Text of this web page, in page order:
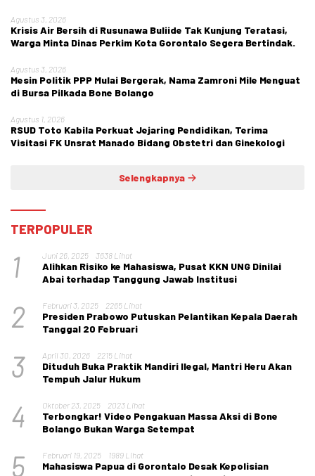
Agustus 3, 2026
Krisis Air Bersih di Rusunawa Buliide Tak Kunjung Teratasi,
Warga Minta Dinas Perkim Kota Gorontalo Segera Bertindak.
Agustus 3, 2026
Mesin Politik PPP Mulai Bergerak, Nama Zamroni Mile Menguat
di Bursa Pilkada Bone Bolango
Agustus 1, 2026
RSUD Toto Kabila Perkuat Jejaring Pendidikan, Terima
Visitasi FK Unsrat Manado Bidang Obstetri dan Ginekologi
Selengkapnya
TERPOPULER
1 Juni 26, 2025 3638 Lihat
Alihkan Risiko ke Mahasiswa, Pusat KKN UNG Dinilai
Abai terhadap Tanggung Jawab Institusi
2 Februari 3, 2025 2265 Lihat
Presiden Prabowo Putuskan Pelantikan Kepala Daerah
Tanggal 20 Februari
3 April 30, 2026 2215 Lihat
Dituduh Buka Praktik Mandiri Ilegal, Mantri Heru Akan
Tempuh Jalur Hukum
4 Oktober 23, 2025 2023 Lihat
Terbongkar! Video Pengakuan Massa Aksi di Bone
Bolango Bukan Warga Setempat
5 Februari 19, 2025 1989 Lihat
Mahasiswa Papua di Gorontalo Desak Kepolisian